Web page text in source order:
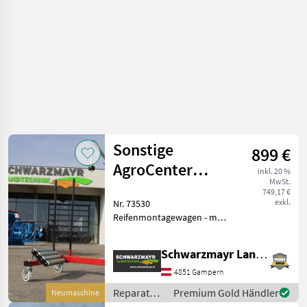
Neumaschine
Sonstige
AgroCenter
Reifenmontagewagen
899 €
inkl. 20 %
MwSt.
749,17 €
exkl.
Nr. 73530
Reifenmontagewagen - mit
Feststellbremse - für
Reifengröße ab 19, 5- 45
/1000-2200mm Duchmesser
- für Räder bis
Schwarzmayr Landtechnik GmbH - Gampern
4851 Gampern
Reparatur
Premium Gold Händler